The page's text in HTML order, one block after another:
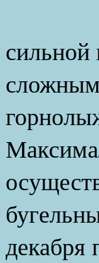
сильной
декабря